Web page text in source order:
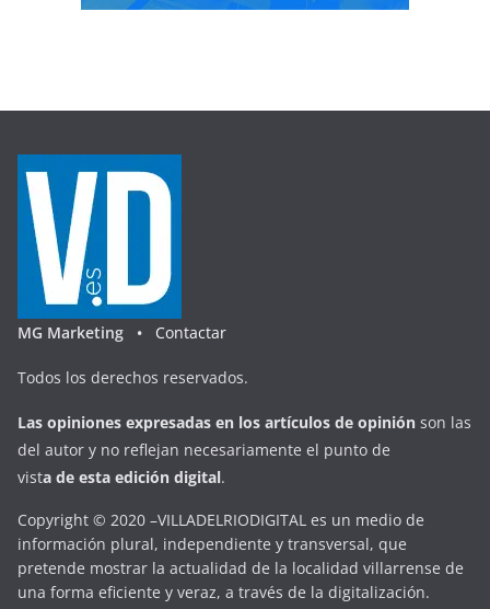
MG Marketing • Contactar
Todos los derechos reservados.
Las opiniones expresadas en los artículos de opinión son las
del autor y no reflejan necesariamente el punto de
vista de esta edición digital.
Copyright © 2020 –VILLADELRIODIGITAL es un medio de
información plural, independiente y transversal, que
pretende mostrar la actualidad de la localidad villarrense de
una forma eficiente y veraz, a través de la digitalización.